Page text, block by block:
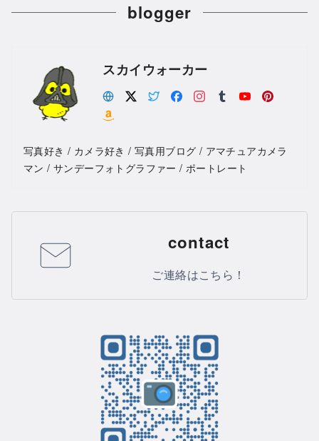
blogger
スカイウォーカー
写真好き / カメラ好き / 写真用ブログ / アマチュアカメラ
マン / サンデーフォトグラファー / ポートレート
contact
ご連絡はこちら！